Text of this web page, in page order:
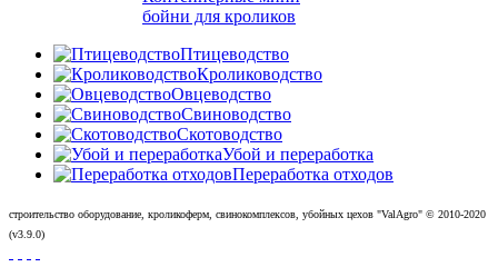
бойни для кроликов
Птицеводство
Кролиководство
Овцеводство
Свиноводство
Скотоводство
Убой и переработка
Переработка отходов
строительство оборудование, кроликоферм, свинокомплексов, убойных цехов "ValAgro" © 2010-2020
(v3.9.0)